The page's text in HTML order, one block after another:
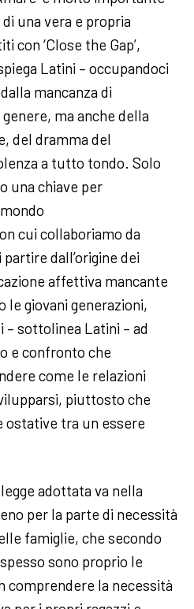
una vera e propria
con ‘Close the Gap’,
Latini – occupandoci
mancanza di
ma anche della
del dramma del
a tutto tondo. Solo
una chiave per
cui collaboriamo da
dall’origine dei
affettiva mancante
le giovani generazioni,
– sottolinea Latini – ad
e confronto che
come le relazioni
piuttosto che
ostative tra un essere
adottata va nella
per la parte di necessità
famiglie, che secondo
sono proprio le
comprendere la necessità